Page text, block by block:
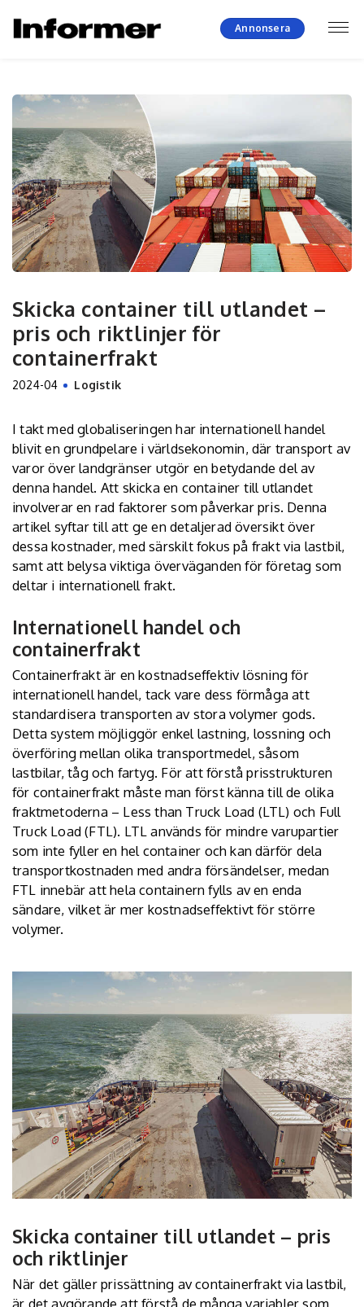
Annonsera
Skicka container till utlandet –
pris och riktlinjer för
containerfrakt
2024-04 Logistik
I takt med globaliseringen har internationell handel
blivit en grundpelare i världsekonomin, där transport av
varor över landgränser utgör en betydande del av
denna handel. Att skicka en container till utlandet
involverar en rad faktorer som påverkar pris. Denna
artikel syftar till att ge en detaljerad översikt över
dessa kostnader, med särskilt fokus på frakt via lastbil,
samt att belysa viktiga överväganden för företag som
deltar i internationell frakt.
Internationell handel och
containerfrakt
Containerfrakt är en kostnadseffektiv lösning för
internationell handel, tack vare dess förmåga att
standardisera transporten av stora volymer gods.
Detta system möjliggör enkel lastning, lossning och
överföring mellan olika transportmedel, såsom
lastbilar, tåg och fartyg. För att förstå prisstrukturen
för containerfrakt måste man först känna till de olika
fraktmetoderna – Less than Truck Load (LTL) och Full
Truck Load (FTL). LTL används för mindre varupartier
som inte fyller en hel container och kan därför dela
transportkostnaden med andra försändelser, medan
FTL innebär att hela containern fylls av en enda
sändare, vilket är mer kostnadseffektivt för större
volymer.
Skicka container till utlandet – pris
och riktlinjer
När det gäller prissättning av containerfrakt via lastbil,
är det avgörande att förstå de många variabler som